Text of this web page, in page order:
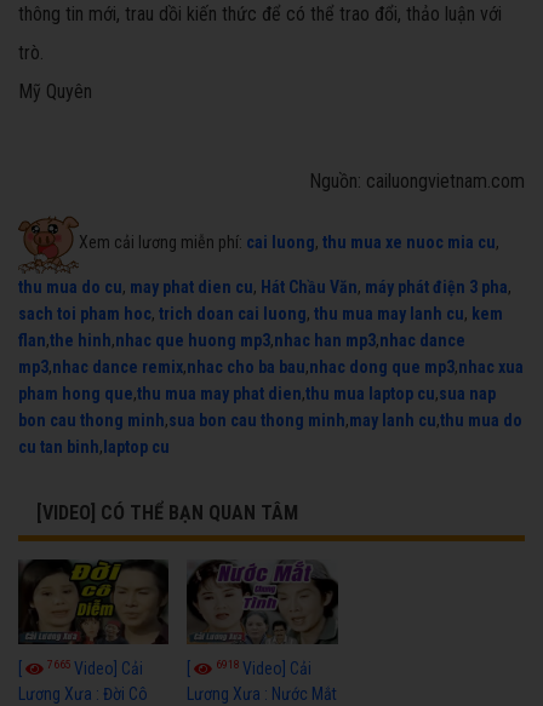
thông tin mới, trau dồi kiến thức để có thể trao đổi, thảo luận với
trò.
Mỹ Quyên
Nguồn: cailuongvietnam.com
Xem cải lương miễn phí: cai luong, thu mua xe nuoc mia cu,
thu mua do cu, may phat dien cu, Hát Chầu Văn, máy phát điện 3 pha,
sach toi pham hoc, trich doan cai luong, thu mua may lanh cu, kem
flan,the hinh,nhac que huong mp3,nhac han mp3,nhac dance
mp3,nhac dance remix,nhac cho ba bau,nhac dong que mp3,nhac xua
pham hong que,thu mua may phat dien,thu mua laptop cu,sua nap
bon cau thong minh,sua bon cau thong minh,may lanh cu,thu mua do
cu tan binh, laptop cu
[VIDEO] CÓ THỂ BẠN QUAN TÂM
7665 Video] Cải
Lương Xưa : Đời Cô
6918Video] Cải
Lương Xưa : Nước Mắt